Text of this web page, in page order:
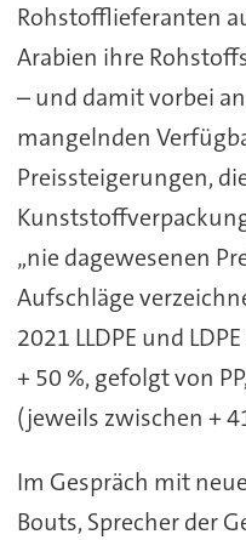
Rohstofflieferanten
Arabien ihre
– und damit vorbei
mangelnden
Preissteigerungen,
„nie dagewesenen
Aufschläge
2021 LLDPE und
+ 50 %, gefolgt von
(jeweils zwischen +
Im Gespräch mit
Bouts, Sprecher der